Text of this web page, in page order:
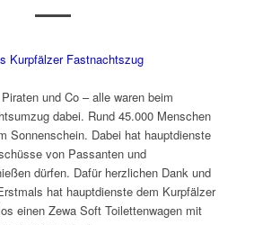
und Co – alle waren beim
dabei. Rund 45.000 Menschen
Sonnenschein. Dabei hat hauptdienste
von Passanten und
dürfen. Dafür herzlichen Dank und
hat hauptdienste dem Kurpfälzer
einen Zewa Soft Toilettenwagen mit